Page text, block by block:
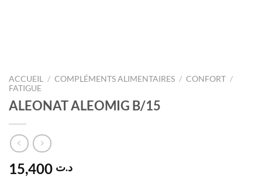
ACCUEIL / COMPLÉMENTS ALIMENTAIRES / CONFORT /
FATIGUE
ALEONAT ALEOMIG B/15
د.ت